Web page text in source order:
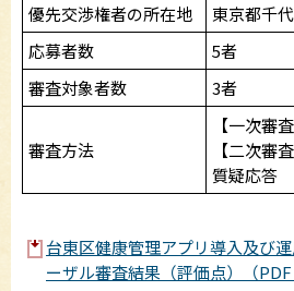
優先交渉権者の所在地
東京都千
応募者数
5者
審査対象者数
3者
審査方法
【一次審
【二次審
質疑応答
台東区健康管理アプリ導入及び
ーザル審査結果（評価点）（PDF